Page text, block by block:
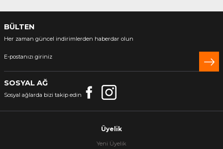
BÜLTEN
Her zaman güncel indirimlerden haberdar olun
SOSYAL AĞ
Sosyal ağlarda bizi takip edin
Üyelik
Yeni Üyelik